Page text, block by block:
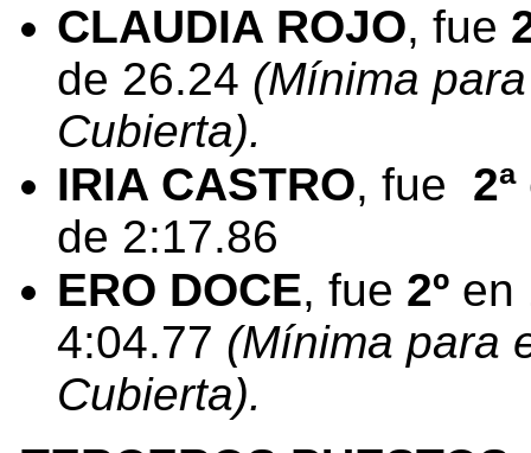
CLAUDIA ROJO, fue
de 26.24 (Mínima
Cubierta).
IRIA CASTRO, fue 2ª
de 2:17.86
ERO DOCE, fue 2º en
4:04.77 (Mínima para
Cubierta).